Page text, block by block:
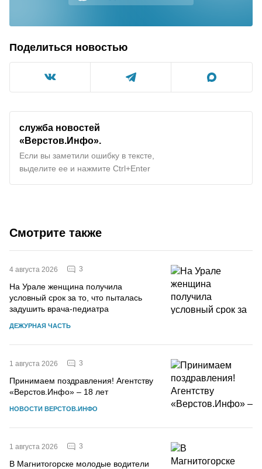
Поделиться новостью
служба новостей
«Верстов.Инфо».
Если вы заметили ошибку в тексте,
выделите ее и нажмите Ctrl+Enter
Смотрите также
4 августа 2026 3
На Урале женщина получила
условный срок за то, что пыталась
задушить врача-педиатра
ДЕЖУРНАЯ ЧАСТЬ
1 августа 2026 3
Принимаем поздравления! Агентству
«Верстов.Инфо» – 18 лет
НОВОСТИ ВЕРСТОВ.ИНФО
1 августа 2026 3
В Магнитогорске молодые водители